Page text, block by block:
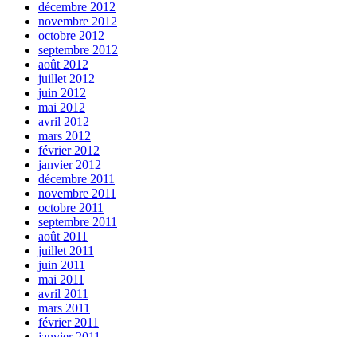
décembre 2012
novembre 2012
octobre 2012
septembre 2012
août 2012
juillet 2012
juin 2012
mai 2012
avril 2012
mars 2012
février 2012
janvier 2012
décembre 2011
novembre 2011
octobre 2011
septembre 2011
août 2011
juillet 2011
juin 2011
mai 2011
avril 2011
mars 2011
février 2011